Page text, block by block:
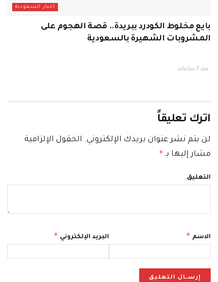
أخبار السعودية
بايع مخلوط الكودرد ببريدة.. قصة الهجوم على
المشروبات الشهيرة بالسعودية
منذ 7 ساعات
اترك تعليقاً
لن يتم نشر عنوان بريدك الإلكتروني. الحقول الإلزامية
مشار إليها بـ *
التعليق
الاسم * البريد الإلكتروني *